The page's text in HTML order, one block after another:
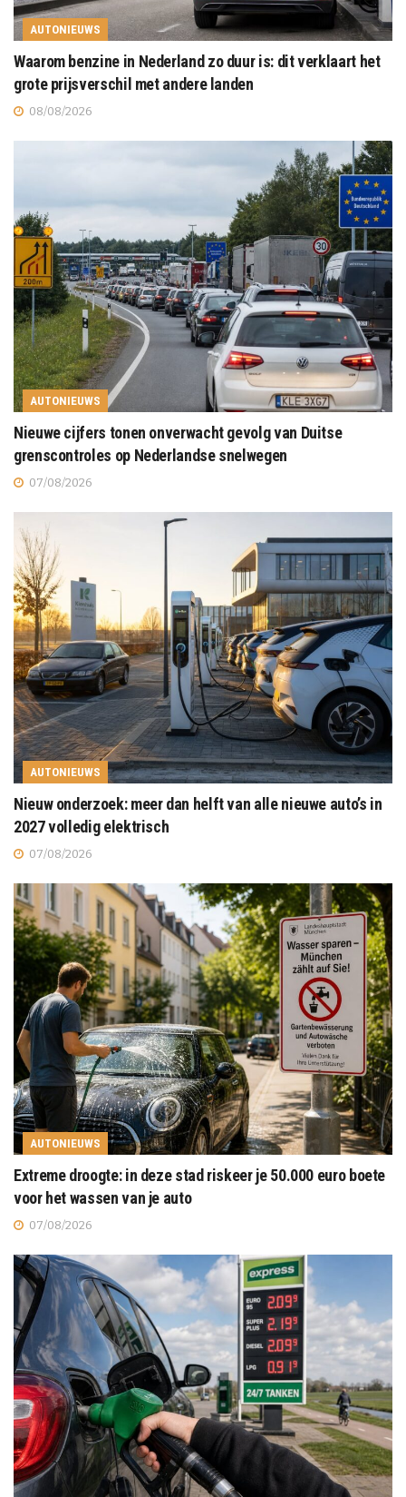
AUTONIEUWS
Waarom benzine in Nederland zo duur is: dit verklaart het
grote prijsverschil met andere landen
08/08/2026
AUTONIEUWS
Nieuwe cijfers tonen onverwacht gevolg van Duitse
grenscontroles op Nederlandse snelwegen
07/08/2026
AUTONIEUWS
Nieuw onderzoek: meer dan helft van alle nieuwe auto’s in
2027 volledig elektrisch
07/08/2026
AUTONIEUWS
Extreme droogte: in deze stad riskeer je 50.000 euro boete
voor het wassen van je auto
07/08/2026